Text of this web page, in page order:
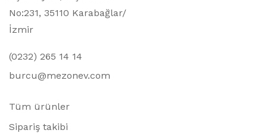
No:231, 35110 Karabağlar/
İzmir
(0232) 265 14 14
burcu@mezonev.com
Tüm ürünler
Sipariş takibi